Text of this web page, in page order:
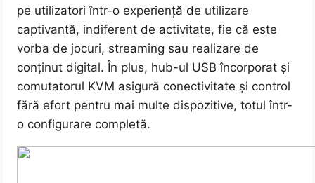
pe utilizatori într-o experiență de utilizare
captivantă, indiferent de activitate, fie că este
vorba de jocuri, streaming sau realizare de
conținut digital. În plus, hub-ul USB încorporat și
comutatorul KVM asigură conectivitate și control
fără efort pentru mai multe dispozitive, totul într-
o configurare completă.